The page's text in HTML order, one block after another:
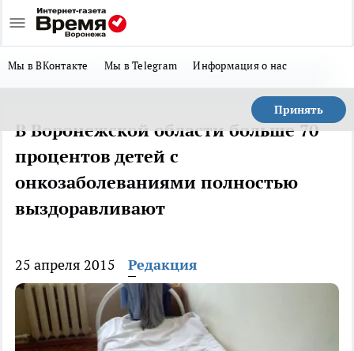
Мы в ВКонтакте Мы в Telegram Информация о нас
Принять
В Воронежской области больше 70
процентов детей с
онкозаболеваниями полностью
выздоравливают
25 апреля 2015 Редакция